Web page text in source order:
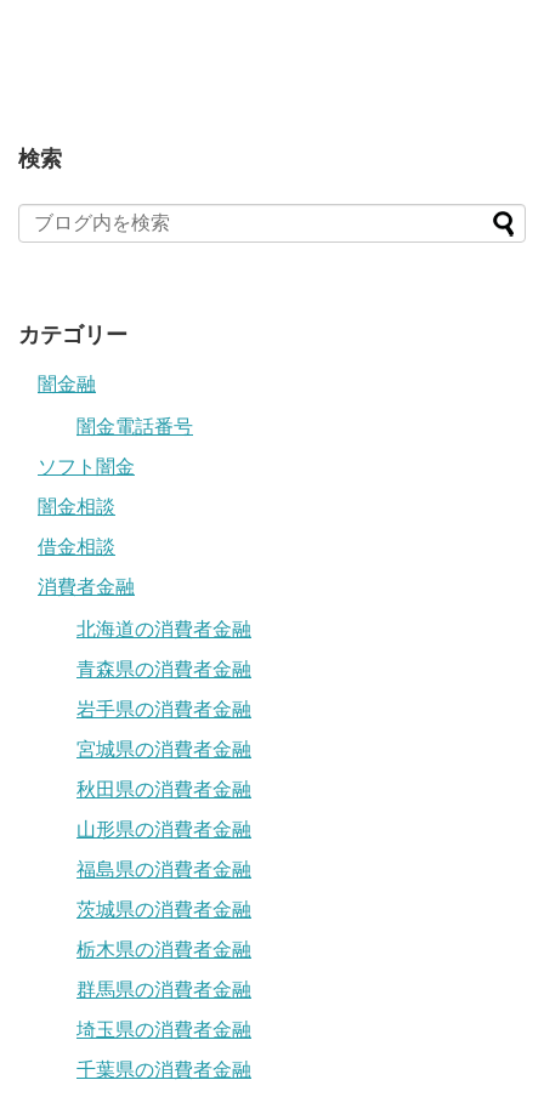
検索
カテゴリー
闇金融
闇金電話番号
ソフト闇金
闇金相談
借金相談
消費者金融
北海道の消費者金融
青森県の消費者金融
岩手県の消費者金融
宮城県の消費者金融
秋田県の消費者金融
山形県の消費者金融
福島県の消費者金融
茨城県の消費者金融
栃木県の消費者金融
群馬県の消費者金融
埼玉県の消費者金融
千葉県の消費者金融